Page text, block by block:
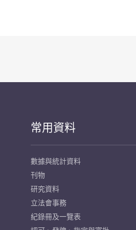
常用資料
數據與統計資料
刊物
研究資料
立法會事務
紀錄冊及一覽表